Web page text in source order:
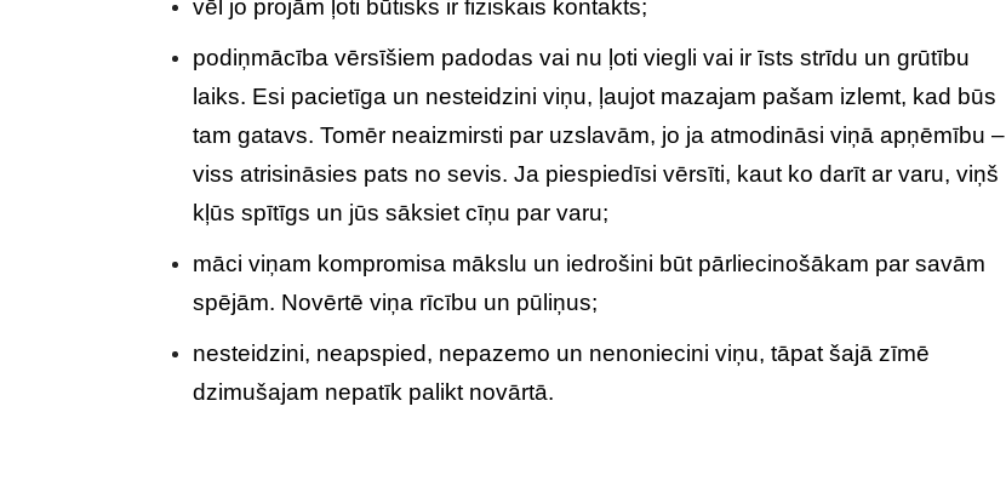
vēl jo projām ļoti būtisks ir fiziskais kontakts;
podiņmācība vērsīšiem padodas vai nu ļoti viegli vai ir īsts strīdu un grūtību
laiks. Esi pacietīga un nesteidzini viņu, ļaujot mazajam pašam izlemt, kad būs
tam gatavs. Tomēr neaizmirsti par uzslavām, jo ja atmodināsi viņā apņēmību –
viss atrisināsies pats no sevis. Ja piespiedīsi vērsīti, kaut ko darīt ar varu, viņš
kļūs spītīgs un jūs sāksiet cīņu par varu;
māci viņam kompromisa mākslu un iedrošini būt pārliecinošākam par savām
spējām. Novērtē viņa rīcību un pūliņus;
nesteidzini, neapspied, nepazemo un nenoniecini viņu, tāpat šajā zīmē
dzimušajam nepatīk palikt novārtā.